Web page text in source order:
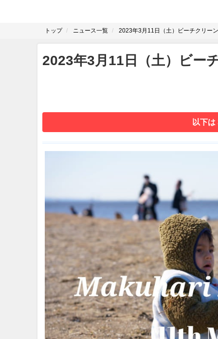
トップ ニュース一覧 2023年3月11日（土）ビーチクリー
2023年3月11日（土）ビー
以下